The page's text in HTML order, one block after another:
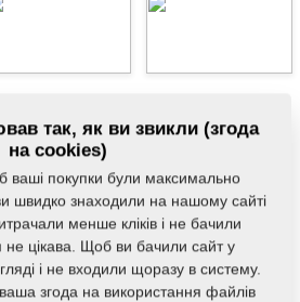
обрабатывалась всего на
подготовлено для посева
остатки были в значительной
при малом расходе ГСМ.
проходимость материала
длинной конструкции и
рабочих органов. Машины
так, як ви звикли (згода
на cookies)
покупки були максимально
швидко знаходили на нашому сайті
менше кліків і не бачили
не цікава. Щоб ви бачили сайт у
і не входили щоразу в систему.
згода на використання файлів